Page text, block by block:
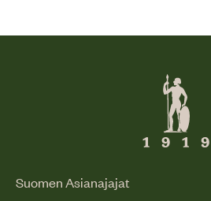
Suomen Asianajajat